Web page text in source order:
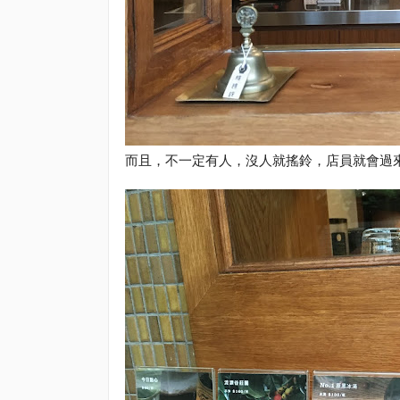
而且，不一定有人，沒人就搖鈴，店員就會過